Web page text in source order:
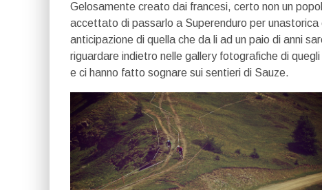
Gelosamente creato dai francesi, certo non un
accettato di passarlo a Superenduro per
anticipazione di quella che da li ad un paio di anni
riguardare indietro nelle gallery fotografiche di
e ci hanno fatto sognare sui sentieri di Sauze.